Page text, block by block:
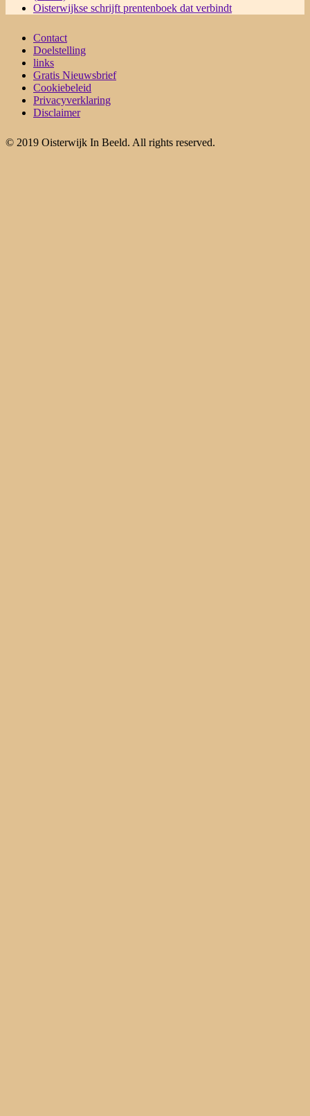
Oisterwijkse schrijft prentenboek dat verbindt
Contact
Doelstelling
links
Gratis Nieuwsbrief
Cookiebeleid
Privacyverklaring
Disclaimer
© 2019 Oisterwijk In Beeld. All rights reserved.